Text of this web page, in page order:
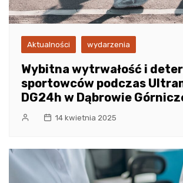
Aktualności wydarzenia
Wybitna wytrwałość i
sportowców podczas
DG24h w Dąbrowie
14 kwietnia 2025